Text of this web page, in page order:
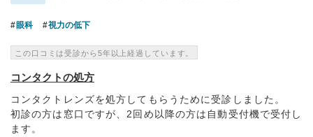
眼科 視力の低下
この口コミは受診から5年以上経過しています。
コンタクトの処方
コンタクトレンズを処方してもらうために受診しました。
初診の方は窓口ですが、2回め以降の方は自動受付機で受付し
ます。